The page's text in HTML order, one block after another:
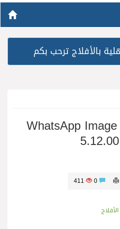
بالأفلاج ترحب بكم
WhatsApp
411